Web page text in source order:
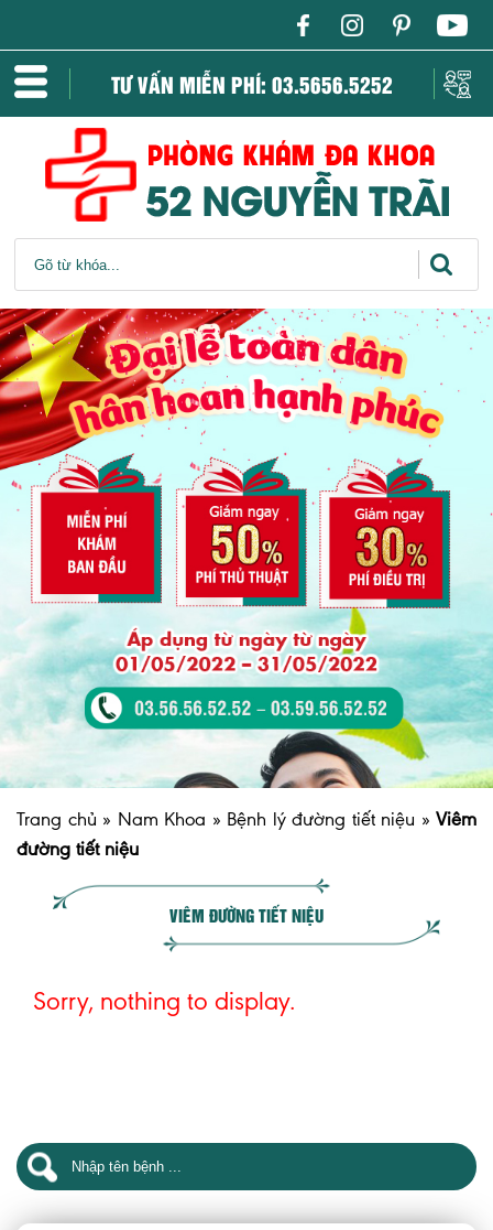
TƯ VẤN MIỄN PHÍ: 03.5656.5252
Trang chủ » Nam Khoa » Bệnh lý đường tiết niệu » Viêm
đường tiết niệu
VIÊM ĐƯỜNG TIẾT NIỆU
Sorry, nothing to display.